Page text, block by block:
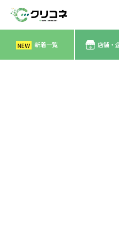
NEW 新着一覧 店舗・